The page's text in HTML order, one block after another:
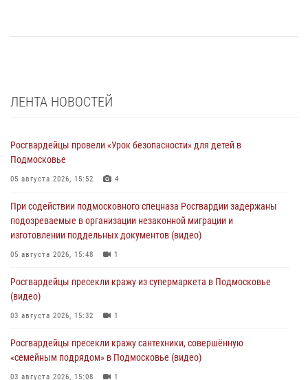
ЛЕНТА НОВОСТЕЙ
Росгвардейцы провели «Урок безопасности» для детей в
Подмосковье
05 августа 2026, 15:52 4
При содействии подмосковного спецназа Росгвардии задержаны
подозреваемые в организации незаконной миграции и
изготовлении поддельных документов (видео)
05 августа 2026, 15:48 1
Росгвардейцы пресекли кражу из супермаркета в Подмосковье
(видео)
03 августа 2026, 15:32 1
Росгвардейцы пресекли кражу сантехники, совершённую
«семейным подрядом» в Подмосковье (видео)
03 августа 2026, 15:08 1